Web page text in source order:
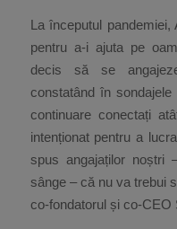
La începutul
pentru a-i ajuta pe
decis să se
constatând în
continuare conectați
intenționat pentru a
spus angajaților noștri
sânge – că nu va trebui
co-fondatorul și co-CEO